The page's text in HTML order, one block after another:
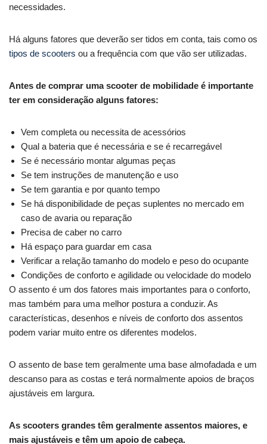
necessidades.
Há alguns fatores que deverão ser tidos em conta, tais como os
tipos de scooters ou a frequência com que vão ser utilizadas.
Antes de comprar uma scooter de mobilidade é importante
ter em consideração alguns fatores:
Vem completa ou necessita de acessórios
Qual a bateria que é necessária e se é recarregável
Se é necessário montar algumas peças
Se tem instruções de manutenção e uso
Se tem garantia e por quanto tempo
Se há disponibilidade de peças suplentes no mercado em
caso de avaria ou reparação
Precisa de caber no carro
Há espaço para guardar em casa
Verificar a relação tamanho do modelo e peso do ocupante
Condições de conforto e agilidade ou velocidade do modelo
O assento é um dos fatores mais importantes para o conforto,
mas também para uma melhor postura a conduzir. As
características, desenhos e níveis de conforto dos assentos
podem variar muito entre os diferentes modelos.
O assento de base tem geralmente uma base almofadada e um
descanso para as costas e terá normalmente apoios de braços
ajustáveis em largura.
As scooters grandes têm geralmente assentos maiores, e
mais ajustáveis e têm um apoio de cabeça.